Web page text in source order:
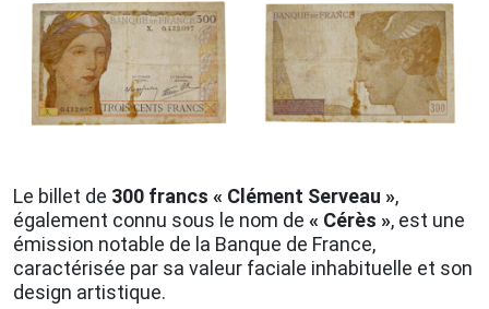
Le billet de 300 francs « Clément Serveau »,
également connu sous le nom de « Cérès », est une
émission notable de la Banque de France,
caractérisée par sa valeur faciale inhabituelle et son
design artistique.